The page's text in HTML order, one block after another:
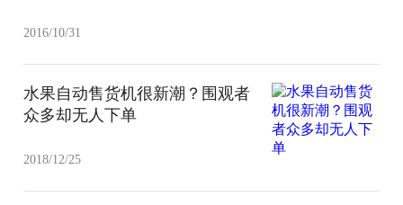
2016/10/31
水果自动售货机很新潮？围观者
众多却无人下单
2018/12/25